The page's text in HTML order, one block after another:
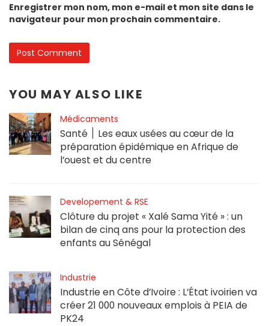
Enregistrer mon nom, mon e-mail et mon site dans le
navigateur pour mon prochain commentaire.
YOU MAY ALSO LIKE
Médicaments
Santé ׀ Les eaux usées au cœur de la
préparation épidémique en Afrique de
l’ouest et du centre
Developement & RSE
Clôture du projet « Xalé Sama Yité » : un
bilan de cinq ans pour la protection des
enfants au Sénégal
Industrie
Industrie en Côte d’Ivoire : L’État ivoirien va
créer 21 000 nouveaux emplois à PEIA de
PK24